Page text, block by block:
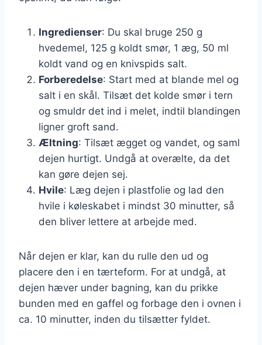
Ingredienser: Du skal bruge 250 g
hvedemel, 125 g koldt smør, 1 æg, 50 ml
koldt vand og en knivspids salt.
Forberedelse: Start med at blande mel og
salt i en skål. Tilsæt det kolde smør i tern
og smuldr det ind i melet, indtil blandingen
ligner groft sand.
Æltning: Tilsæt ægget og vandet, og saml
dejen hurtigt. Undgå at overælte, da det
kan gøre dejen sej.
Hvile: Læg dejen i plastfolie og lad den
hvile i køleskabet i mindst 30 minutter, så
den bliver lettere at arbejde med.
Når dejen er klar, kan du rulle den ud og
placere den i en tærteform. For at undgå, at
dejen hæver under bagning, kan du prikke
bunden med en gaffel og forbage den i ovnen i
ca. 10 minutter, inden du tilsætter fyldet.